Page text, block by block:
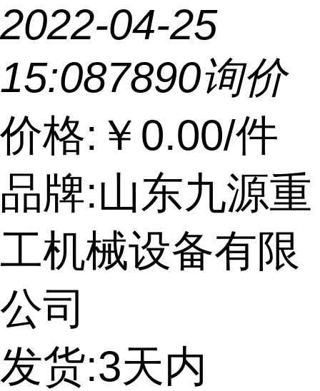
2022-04-25
15:087890询价
价格: ￥0.00/件
品牌:山东九源重
工机械设备有限
公司
发货:3天内